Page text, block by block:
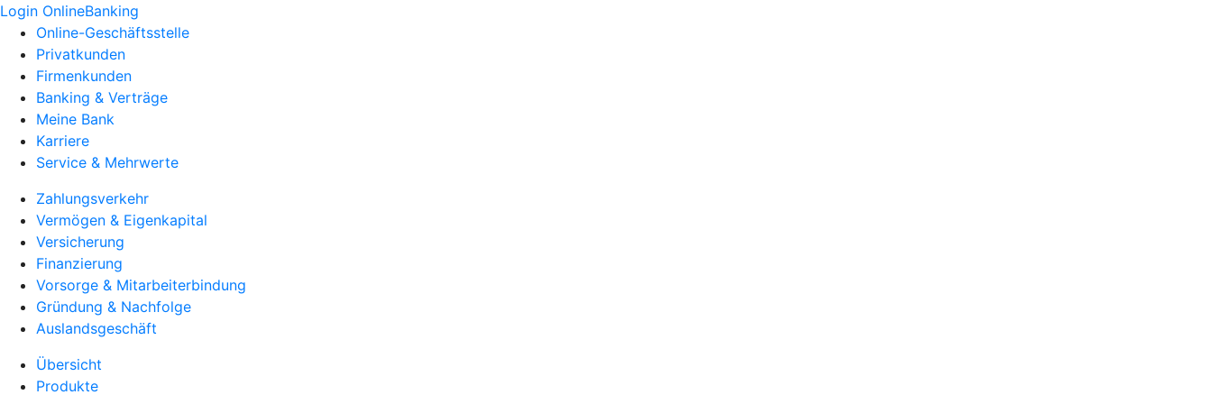
Login OnlineBanking
Online-Geschäftsstelle
Privatkunden
Firmenkunden
Banking & Verträge
Meine Bank
Karriere
Service & Mehrwerte
Zahlungsverkehr
Vermögen & Eigenkapital
Versicherung
Finanzierung
Vorsorge & Mitarbeiterbindung
Gründung & Nachfolge
Auslandsgeschäft
Übersicht
Produkte